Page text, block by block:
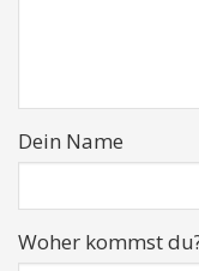
Dein Name
Woher kommst